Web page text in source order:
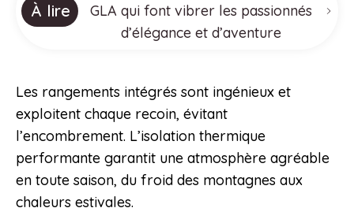
À lire
GLA qui font vibrer les passionnés
d’élégance et d’aventure
Les rangements intégrés sont ingénieux et
exploitent chaque recoin, évitant
l’encombrement. L’isolation thermique
performante garantit une atmosphère agréable
en toute saison, du froid des montagnes aux
chaleurs estivales.